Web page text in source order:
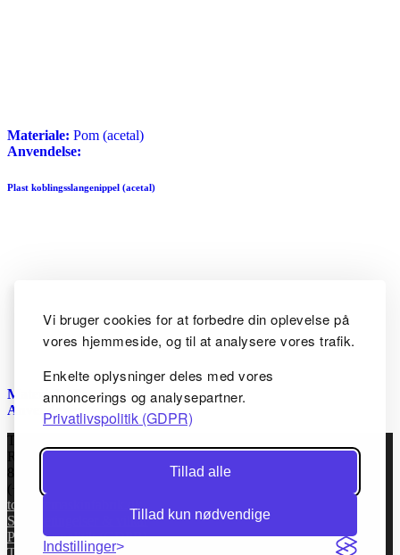
Vi bruger cookies for at forbedre din oplevelse på
vores hjemmeside, og til at analysere vores trafik.
Enkelte oplysninger deles med vores
annoncerings og analysepartner.
Privatlivspolitik (GDPR)
Tillad alle
Tillad kun nødvendige
Indstillinger
Materiale: Pom (acetal)
Anvendelse:
Plast koblingsslangenippel (acetal)
Materiale:Pom (acetal)
Anvendelse:
TC Maskinfabrik ApS
Rugvej 6
8920 Randers NV, Danmark
(+45) 86434144
tcm@tcmaskinfabrik.dk
Salgsbetingelser & vilkår
Privatlivspolitik (GDPR)